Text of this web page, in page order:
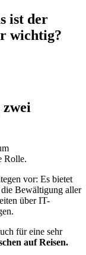
ist der
wichtig?
Rolle.
vor: Es bietet
Bewältigung aller
über IT-
für eine sehr
auf Reisen.